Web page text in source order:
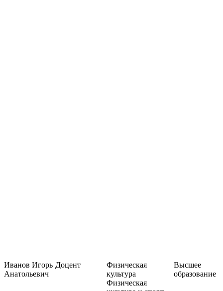
Иванов Игорь
Анатольевич
Доцент
Физическая
культура
Физическая
Высшее
образование